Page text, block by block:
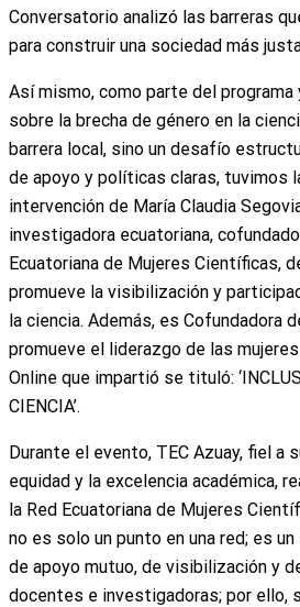
Conversatorio analizó las barreras
para construir una sociedad más
Así mismo, como parte del programa
sobre la brecha de género en la
barrera local, sino un desafío
de apoyo y políticas claras, tuvimos
intervención de María Claudia
investigadora ecuatoriana,
Ecuatoriana de Mujeres Científicas,
promueve la visibilización y
la ciencia. Además, es Cofundadora
promueve el liderazgo de las
Online que impartió se tituló:
CIENCIA’.
Durante el evento, TEC Azuay, fiel a
equidad y la excelencia académica,
la Red Ecuatoriana de Mujeres
no es solo un punto en una red; es
de apoyo mutuo, de visibilización y
docentes e investigadoras; por ello,